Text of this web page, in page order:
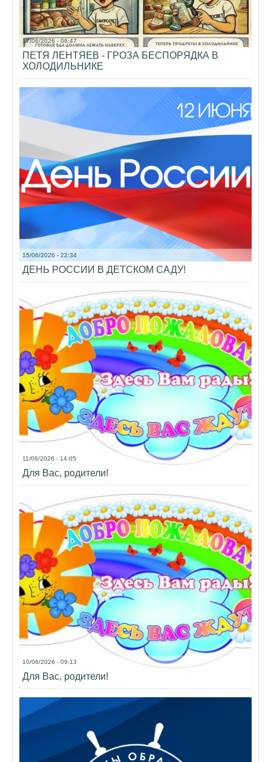
17/06/2026 - 06:47
ПЕТЯ ЛЕНТЯЕВ - ГРОЗА БЕСПОРЯДКА В
ХОЛОДИЛЬНИКЕ
15/06/2026 - 22:34
ДЕНЬ РОССИИ В ДЕТСКОМ САДУ!
11/06/2026 - 14:05
Для Вас, родители!
10/06/2026 - 09:13
Для Вас, родители!